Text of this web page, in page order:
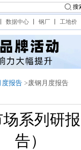
搜
数据中心 钢厂 工地价
度报告 >废钢月度报告
系列研
告）